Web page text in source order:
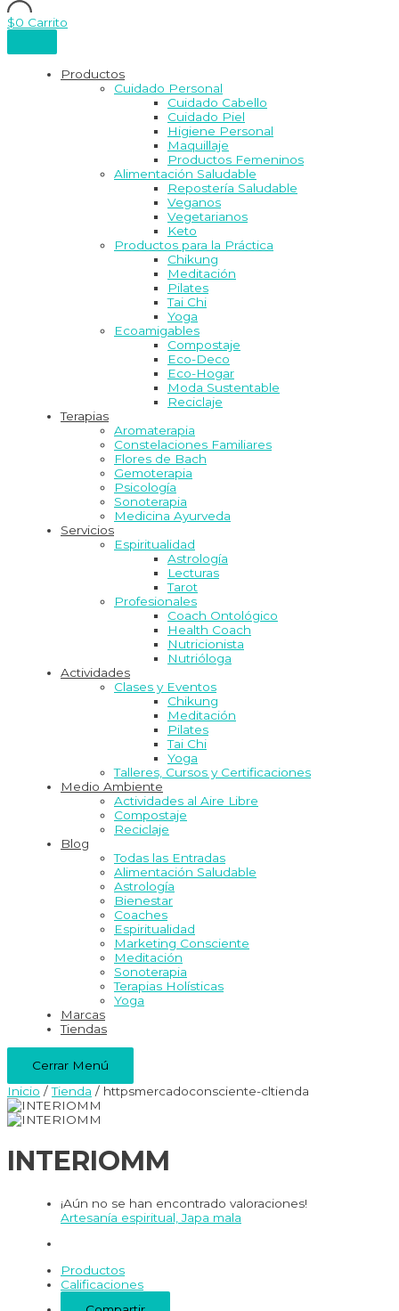
$0 Carrito
Productos
Cuidado Personal
Cuidado Cabello
Cuidado Piel
Higiene Personal
Maquillaje
Productos Femeninos
Alimentación Saludable
Repostería Saludable
Veganos
Vegetarianos
Keto
Productos para la Práctica
Chikung
Meditación
Pilates
Tai Chi
Yoga
Ecoamigables
Compostaje
Eco-Deco
Eco-Hogar
Moda Sustentable
Reciclaje
Terapias
Aromaterapia
Constelaciones Familiares
Flores de Bach
Gemoterapia
Psicología
Sonoterapia
Medicina Ayurveda
Servicios
Espiritualidad
Astrología
Lecturas
Tarot
Profesionales
Coach Ontológico
Health Coach
Nutricionista
Nutrióloga
Actividades
Clases y Eventos
Chikung
Meditación
Pilates
Tai Chi
Yoga
Talleres, Cursos y Certificaciones
Medio Ambiente
Actividades al Aire Libre
Compostaje
Reciclaje
Blog
Todas las Entradas
Alimentación Saludable
Astrología
Bienestar
Coaches
Espiritualidad
Marketing Consciente
Meditación
Sonoterapia
Terapias Holísticas
Yoga
Marcas
Tiendas
Cerrar Menú
Inicio /Tienda / httpsmercadoconsciente-cltienda
INTERIOMM
¡Aún no se han encontrado valoraciones!
Artesanía espiritual, Japa mala
Productos
Calificaciones